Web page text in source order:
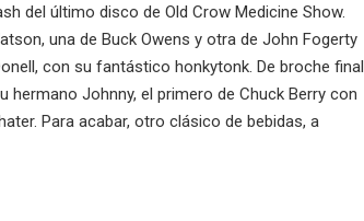
del último disco de Old Crow Medicine Show.
una de Buck Owens y otra de John Fogerty
con su fantástico honkytonk. De broche final
Johnny, el primero de Chuck Berry con
Para acabar, otro clásico de bebidas, a